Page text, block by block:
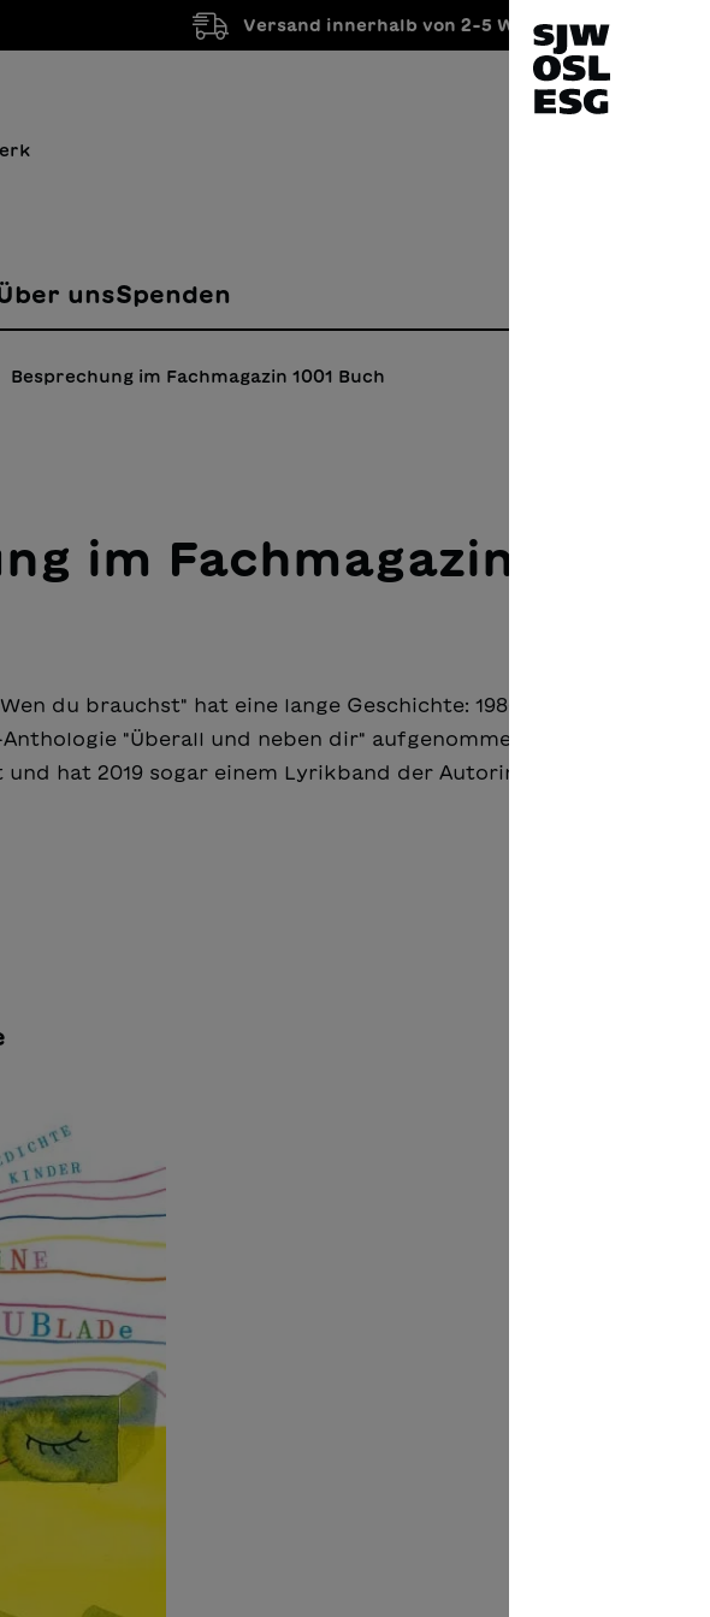
Versand innerhalb von 2-5 Werktagen
unsSpenden
Besprechung im Fachmagazin 1001 Buch
im Fachmagazin 1001
du brauchst" hat eine lange Geschichte: 1986 hat Hans-Joachim
"Überall und neben dir" aufgenommen. Danach wurde es
hat 2019 sogar einem Lyrikband der Autorin den Titel gegeben.